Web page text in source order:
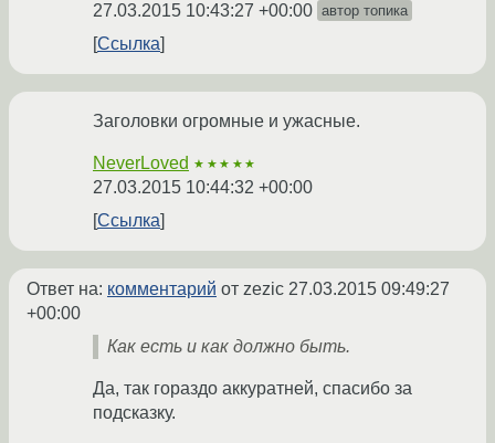
27.03.2015 10:43:27 +00:00 автор топика
Ссылка
Заголовки огромные и ужасные.
NeverLoved ★★★★★
27.03.2015 10:44:32 +00:00
Ссылка
Ответ на: комментарий от zezic 27.03.2015 09:49:27
+00:00
Как есть и как должно быть.
Да, так гораздо аккуратней, спасибо за
подсказку.